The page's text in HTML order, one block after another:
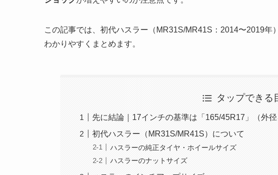
この記事では、初代ハスラー（MR31S/MR41S：2014〜2019年
わかりやすくまとめます。
タップできる
先に結論｜17インチの基準は「165/45R17」（外径
初代ハスラー（MR31S/MR41S）について
ハスラーの純正タイヤ・ホイールサイズ
ハスラーのナットサイズ